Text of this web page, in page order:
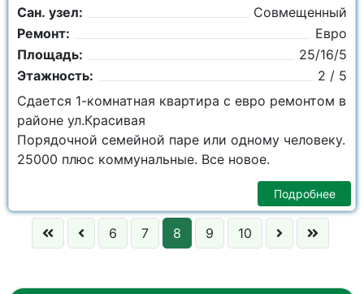
Сан. узел:
Совмещенный
Ремонт:
Евро
Площадь:
25/16/5
Этажность:
2 / 5
Сдается 1-комнатная квартира с евро ремонтом в
районе ул.Красивая
Порядочной семейной паре или одному человеку.
25000 плюс коммунальные. Все новое.
Подробнее
6 7 8 9 10